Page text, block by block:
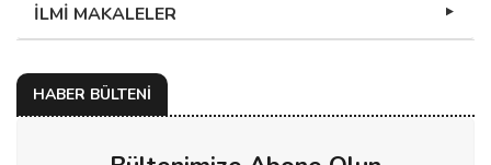
İLMİ MAKALELER
HABER BÜLTENİ